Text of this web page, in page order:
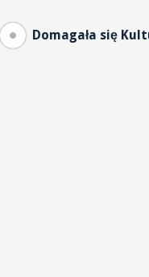
Domagała się